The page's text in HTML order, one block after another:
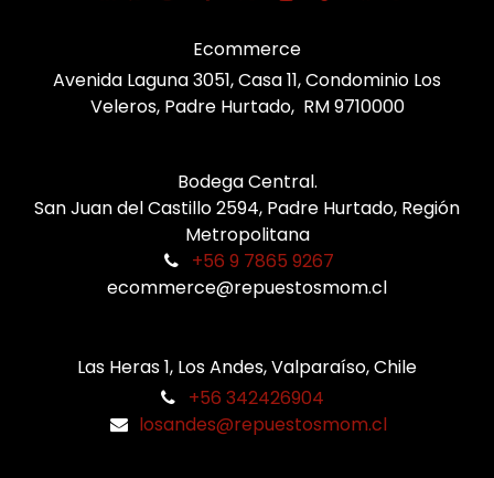
Ecommerce
Avenida Laguna 3051, Casa 11, Condominio Los
Veleros, Padre Hurtado, RM 9710000
Bodega Central.
San Juan del Castillo 2594, Padre Hurtado, Región
Metropolitana
+56 9 7865 9267
ecommerce@repuestosmom.cl
Las Heras 1, Los Andes, Valparaíso, Chile
+56 342426904
losandes@repuestosmom.cl